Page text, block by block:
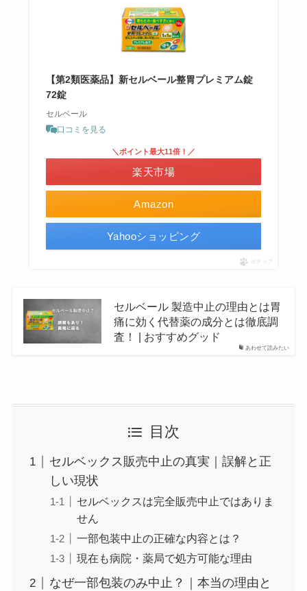
【第2類医薬品】新セルベール整胃プレミアム錠
72錠
セルベール
口コミを見る
Amazon
＼ポイント最大11倍！／
楽天市場
Yahooショッピング
ポチップ
あわせて読みたい
セルベール 製造中止の理由とは胃
痛に効く代替薬の成分とは徹底調
査！ | おすすめグッド
目次
セルベックス販売中止の真実｜誤解と正
しい現状
セルベックスは完全販売中止ではありま
せん
一部包装中止の正確な内容とは？
現在も病院・薬局で処方可能な理由
なぜ一部包装のみ中止？｜本当の理由と